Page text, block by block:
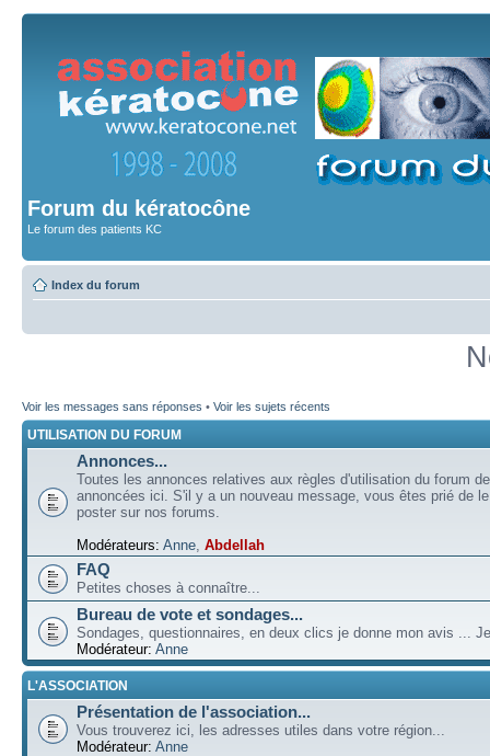
Forum du kératocône
Le forum des patients KC
Index du forum
Voir les messages sans réponses • Voir les sujets récents
UTILISATION DU FORUM
Annonces...
Toutes les annonces relatives aux règles d'utilisation du forum
annoncées ici. S'il y a un nouveau message, vous êtes prié de
poster sur nos forums.
Modérateurs: Anne, Abdellah
FAQ
Petites choses à connaître...
Bureau de vote et sondages...
Sondages, questionnaires, en deux clics je donne mon avis ...
Modérateur: Anne
L'ASSOCIATION
Présentation de l'association...
Vous trouverez ici, les adresses utiles dans votre région...
Modérateur: Anne